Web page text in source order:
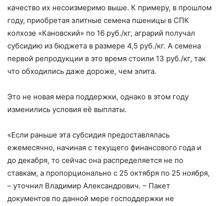
качество их несоизмеримо выше. К примеру, в прошлом
году, приобретая элитные семена пшеницы в СПК
колхозе «Кановский» по 16 руб./кг, аграрий получал
субсидию из бюджета в размере 4,5 руб./кг. А семена
первой репродукции в это время стоили 13 руб./кг, так
что обходились даже дороже, чем элита.
Это не новая мера поддержки, однако в этом году
изменились условия её выплаты.
«Если раньше эта субсидия предоставлялась
ежемесячно, начиная с текущего финансового года и
до декабря, то сейчас она распределяется не по
ставкам, а пропорционально с 25 октября по 25 ноября,
– уточнил Владимир Александрович. – Пакет
документов по данной мере господдержки не